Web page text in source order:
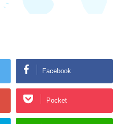
Facebook
Pocket